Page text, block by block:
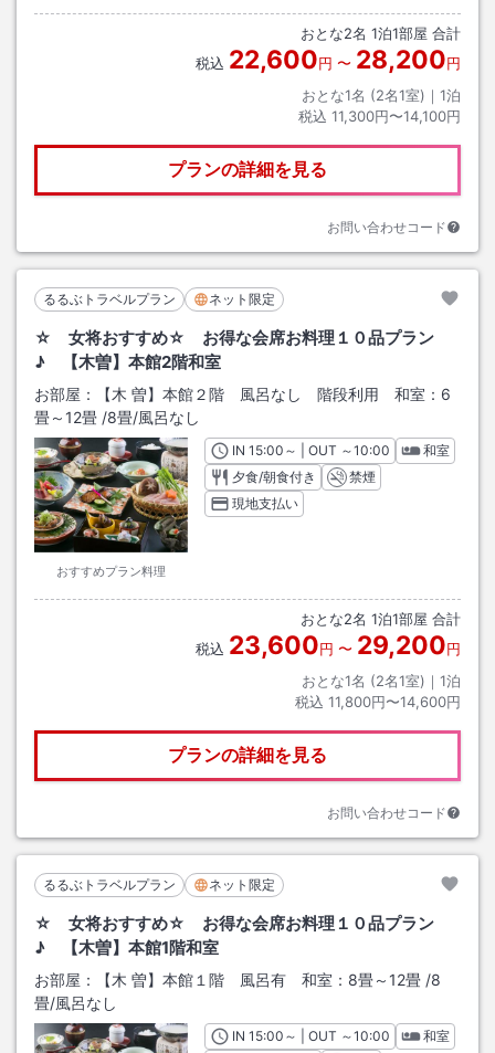
おとな2名 1泊1部屋 合計
税込 22,600円 〜 28,200円
おとな1名 (2名1室)｜ 1泊
税込 11,300円〜14,100円
プランの詳細を見る
お問い合わせコード
るるぶトラベルプラン ネット限定
☆ 女将おすすめ☆ お得な会席お料理１０品プラン
♪ 【木曽】本館2階和室
お部屋：
【木 曽】本館２階 風呂なし 階段利用 和室：6
畳～12畳 /8畳/風呂なし
おすすめプラン料理
INチェックイン
15:00 ～ | OUT チェックアウト
～10:00
和室
夕食/朝食付き
禁煙
現地支払い
おとな2名 1泊1部屋 合計
税込 23,600円 〜 29,200円
おとな1名 (2名1室)｜ 1泊
税込 11,800円〜14,600円
プランの詳細を見る
お問い合わせコード
るるぶトラベルプラン ネット限定
☆ 女将おすすめ☆ お得な会席お料理１０品プラン
♪ 【木曽】本館1階和室
お部屋： 【木 曽】本館１階 風呂有 和室：8畳～12畳 /8
畳/風呂なし
INチェックイン
15:00 ～ | OUT チェックアウト
～10:00
和室